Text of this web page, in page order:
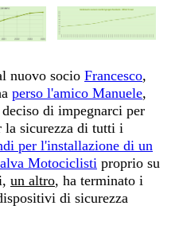
nuovo socio Francesco,
perso l'amico Manuele,
di impegnarci per
la sicurezza di tutti i
per l'installazione di un
Motociclisti proprio su
un altro, ha terminato i
di sicurezza